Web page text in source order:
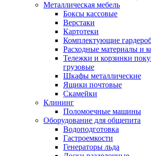
Металлическая мебель
Боксы кассовые
Верстаки
Картотеки
Комплектующие
Расходные материалы и
Тележки и корзинки
грузовые
Шкафы металлические
Ящики почтовые
Скамейки
Клининг
Поломоечные машины
Оборудование для общепита
Водоподготовка
Гастроемкости
Генераторы льда